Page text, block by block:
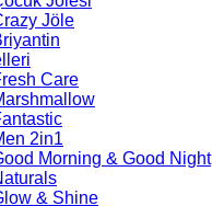
Jöle
Care
2in1
Morning & Good Night
& Shine